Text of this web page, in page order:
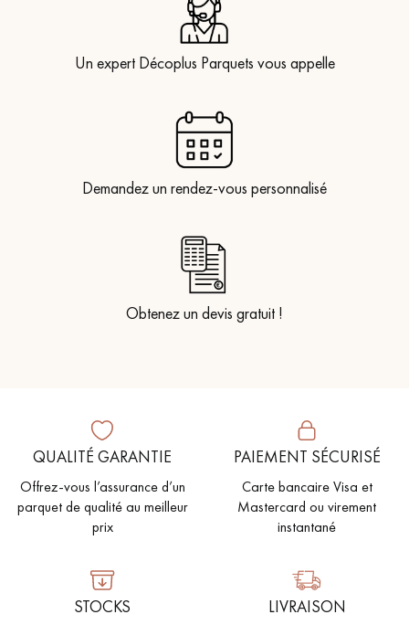
Un expert Décoplus Parquets vous appelle
Demandez un rendez-vous personnalisé
Obtenez un devis gratuit !
QUALITÉ GARANTIE
Offrez-vous l’assurance d’un
parquet de qualité au meilleur
prix
PAIEMENT SÉCURISÉ
Carte bancaire Visa et
Mastercard ou virement
instantané
STOCKS LIVRAISON